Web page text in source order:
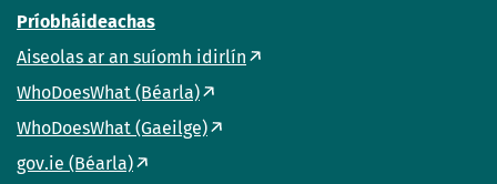
Príobháideachas
Aiseolas ar an suíomh idirlín
WhoDoesWhat (Béarla)
WhoDoesWhat (Gaeilge)
gov.ie (Béarla)